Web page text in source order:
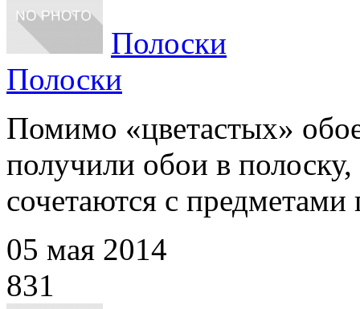
Полоски
Полоски
Помимо «цветастых»
получили обои в
сочетаются с предметами
05 мая 2014
831